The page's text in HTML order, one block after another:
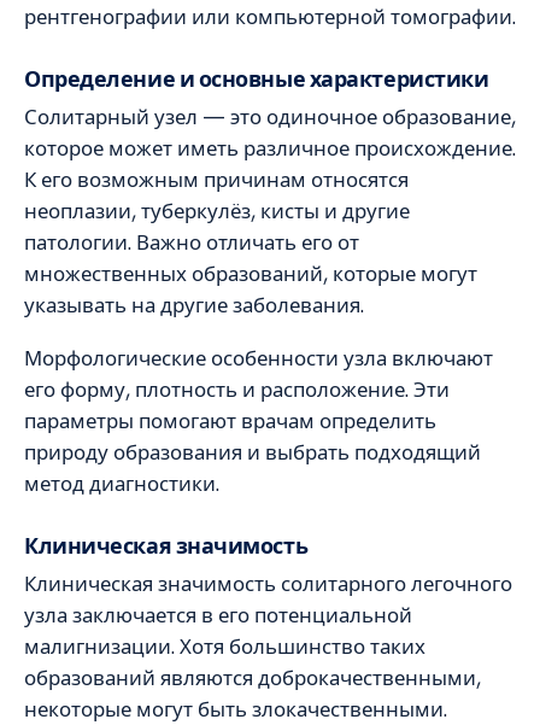
рентгенографии или компьютерной томографии.
Определение и основные характеристики
Солитарный узел — это одиночное образование,
которое может иметь различное происхождение.
К его возможным причинам относятся
неоплазии, туберкулёз, кисты и другие
патологии. Важно отличать его от
множественных образований, которые могут
указывать на другие заболевания.
Морфологические особенности узла включают
его форму, плотность и расположение. Эти
параметры помогают врачам определить
природу образования и выбрать подходящий
метод диагностики.
Клиническая значимость
Клиническая значимость солитарного легочного
узла заключается в его потенциальной
малигнизации. Хотя большинство таких
образований являются доброкачественными,
некоторые могут быть злокачественными.